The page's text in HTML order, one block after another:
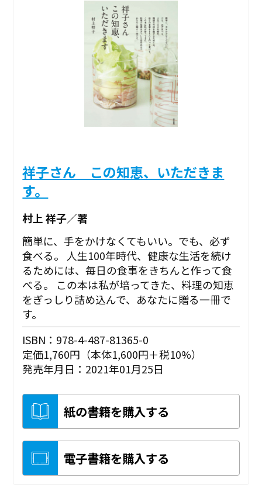
祥子さん この知恵、いただきま
す。
村上 祥子／著
簡単に、手をかけなくてもいい。でも、必ず
食べる。 人生100年時代、健康な生活を続け
るためには、毎日の食事をきちんと作って食
べる。 この本は私が培ってきた、料理の知恵
をぎっしり詰め込んで、あなたに贈る一冊で
す。
ISBN：978-4-487-81365-0
定価1,760円（本体1,600円＋税10%）
発売年月日：2021年01月25日
紙の書籍を購入する
電子書籍を購入する